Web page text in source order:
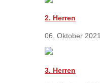
2. Herren
06. Oktober 2021
3. Herren